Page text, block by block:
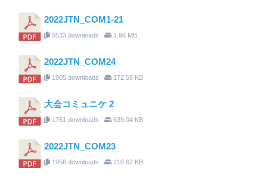
2022JTN_COM1-21
5533 downloads 1.96 MB
2022JTN_COM24
1905 downloads 172.58 KB
大会コミュニケ 2
1761 downloads 639.04 KB
2022JTN_COM23
1956 downloads 210.62 KB